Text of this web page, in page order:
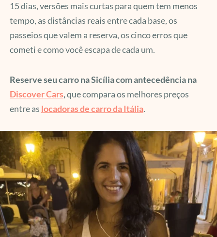
15 dias, versões mais curtas para quem tem menos
tempo, as distâncias reais entre cada base, os
passeios que valem a reserva, os cinco erros que
cometi e como você escapa de cada um.
Reserve seu carro na Sicília com antecedênciana
Discover Cars,que compara os melhores preços
entre as locadoras de carro da Itália.